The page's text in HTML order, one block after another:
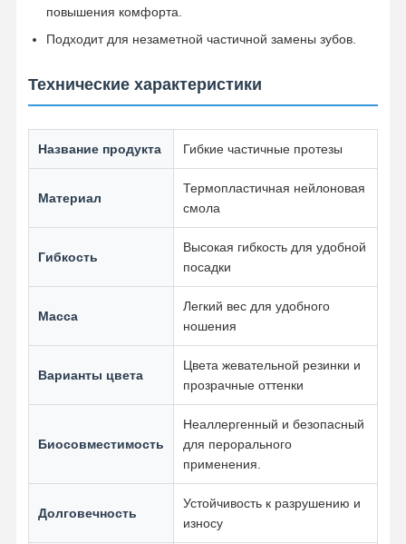
Главная
Продукция О Компании
Контроль
Контактные
Новости
Побеседуйте
Адвокатура зубного имплантата
Порцелан, сплавленный с металлом
повышения комфорта.
Подходит для незаметной частичной замены зубов.
Технические характеристики
Название продукта Гибкие частичные протезы
Материал
Термопластичная нейлоновая
смола
Гибкость
Высокая гибкость для удобной
посадки
Масса
Легкий вес для удобного
ношения
Варианты цвета
Цвета жевательной резинки и
прозрачные оттенки
Биосовместимость
Неаллергенный и безопасный
для перорального
применения.
Долговечность
Устойчивость к разрушению и
износу